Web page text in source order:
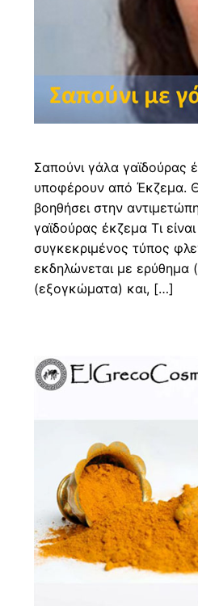
Σαπούνι γάλα γαϊδούρας
υποφέρουν από Έκζεμα.
βοηθήσει στην
γαϊδούρας έκζεμα Τι
συγκεκριμένος τύπος
εκδηλώνεται με ερύθημα
(εξογκώματα) και, […]